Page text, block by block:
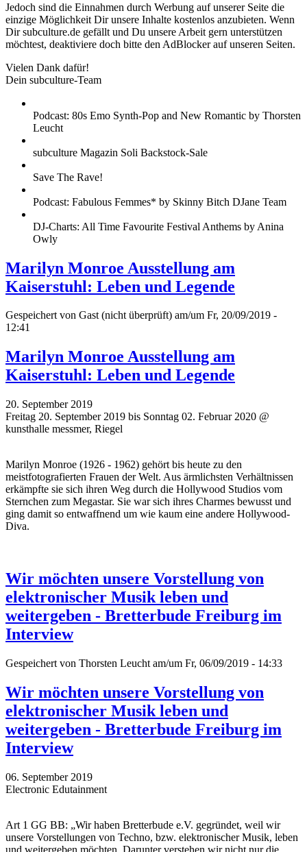
Jedoch sind die Einnahmen durch Werbung auf unserer Seite die
einzige Möglichkeit Dir unsere Inhalte kostenlos anzubieten. Wenn
Dir subculture.de gefällt und Du unsere Arbeit gern unterstützen
möchtest, deaktiviere doch bitte den AdBlocker auf unseren Seiten.
Vielen Dank dafür!
Dein subculture-Team
Podcast: 80s Emo Synth-Pop and New Romantic by Thorsten
Leucht
subculture Magazin Soli Backstock-Sale
Save The Rave!
Podcast: Fabulous Femmes* by Skinny Bitch DJane Team
DJ-Charts: All Time Favourite Festival Anthems by Anina
Owly
Marilyn Monroe Ausstellung am
Kaiserstuhl: Leben und Legende
Gespeichert von Gast (nicht überprüft) am/um Fr, 20/09/2019 -
12:41
Marilyn Monroe Ausstellung am
Kaiserstuhl: Leben und Legende
20. September 2019
Freitag 20. September 2019 bis Sonntag 02. Februar 2020 @
kunsthalle messmer, Riegel
Marilyn Monroe (1926 - 1962) gehört bis heute zu den
meistfotografierten Frauen der Welt. Aus ärmlichsten Verhältnissen
erkämpfte sie sich ihren Weg durch die Hollywood Studios vom
Sternchen zum Megastar. Sie war sich ihres Charmes bewusst und
ging damit so entwaffnend um wie kaum eine andere Hollywood-
Diva.
Wir möchten unsere Vorstellung von
elektronischer Musik leben und
weitergeben - Bretterbude Freiburg im
Interview
Gespeichert von Thorsten Leucht am/um Fr, 06/09/2019 - 14:33
Wir möchten unsere Vorstellung von
elektronischer Musik leben und
weitergeben - Bretterbude Freiburg im
Interview
06. September 2019
Electronic Edutainment
Art 1 GG BB: „Wir haben Bretterbude e.V. gegründet, weil wir
unsere Vorstellungen von Techno, bzw. elektronischer Musik, leben
und weitergeben möchten. Darunter verstehen wir nicht nur die